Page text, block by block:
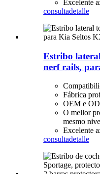
Excelente
consultadetalle
Estribo
nerf rails,
Fábrica
OEM e
O mellor
mesmo
Excelente
consultadetalle